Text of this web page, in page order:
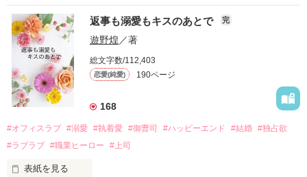
『責任をとる、結婚しよう』と真っ直ぐに告げてきた。
戸惑う美桜とは裏腹に、好きという気持ちを隠すことなく
甘やかしてくる。
そんなある日、哲平は美桜がストーカー被害に
遭っていることを知る。
美桜を守るため、哲平は同居を提案してきて――。
夏木美桜(なつきみお)
鳴海哲平 (なるみてっぺい)
おかしな噂を流されて前の職場でうまくいかなかった梅田美
桜は、海外で傷心旅行をしていたところ、日本人美青年と出会
い、酒の勢いもあり一夜限りの関係となる。
帰国後、美桜は新しい職場でワンナイトした美青年と再会。
なんと彼の正体は、とある財閥御曹司にも関わらず、一族を離
れて起業した新進気鋭の実業家、社内でも冷徹だと評判な社長
――御影恭司その人だったのだ――！
なぜか恭司から飼い猫の世話係を命じられた美桜は、猫の世
の関係となってしまい――？
返事も溺愛もキスのあとで 完
遊野煌 ／著
総文字数/112,403
恋愛(純愛) 190ページ
168
#オフィスラブ #溺愛 #執着愛 #御曹司 #ハッピーエンド #結婚 #独占欲
#ラブラブ #職業ヒーロー #上司
表紙を見る